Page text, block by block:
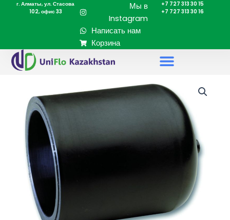
Перейтиг. Алматы, ул. Стасова
102, офис 33
Мы в
Instagram
Написать нам
Корзина
+7 727 313 30 15
+7 727 313 30 16